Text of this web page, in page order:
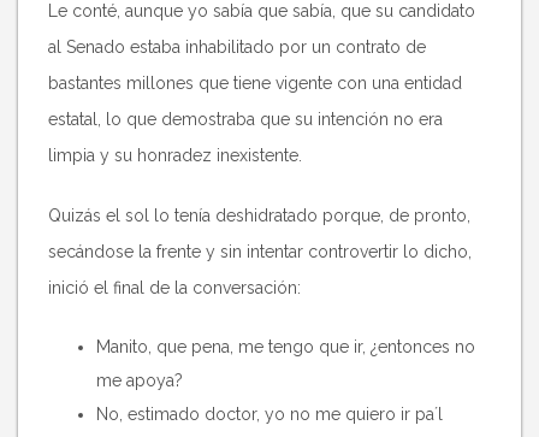
Le conté, aunque yo sabía que sabía, que su candidato
al Senado estaba inhabilitado por un contrato de
bastantes millones que tiene vigente con una entidad
estatal, lo que demostraba que su intención no era
limpia y su honradez inexistente.
Quizás el sol lo tenía deshidratado porque, de pronto,
secándose la frente y sin intentar controvertir lo dicho,
inició el final de la conversación:
Manito, que pena, me tengo que ir, ¿entonces no
me apoya?
No, estimado doctor, yo no me quiero ir pa´l